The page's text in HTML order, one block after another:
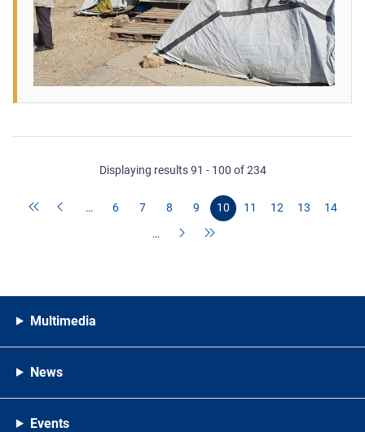
Displaying results 91 - 100 of 234
… 6 7 8 9 10 11 12 13
14
…
Multimedia
News
Events